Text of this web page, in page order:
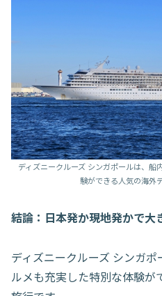
ディズニークルーズ シンガポールは、
験ができる人気の海外
結論：日本発か現地発かで大
ディズニークルーズ シンガ
ルメも充実した特別な体験が